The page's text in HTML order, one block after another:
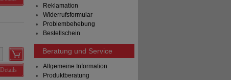
Details
Reklamation
Widerrufsformular
Problembehebung
Bestellschein
Beratung und Service
Allgemeine Information
Produktberatung